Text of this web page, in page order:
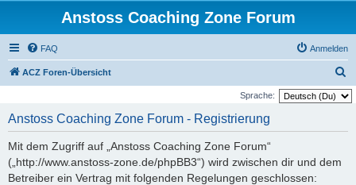
Anstoss Coaching Zone Forum
FAQ Anmelden
ACZ Foren-Übersicht
u
Sprache:
Anstoss Coaching Zone Forum - Registrierung
Mit dem Zugriff auf „Anstoss Coaching Zone Forum“
(„http://www.anstoss-zone.de/phpBB3“) wird zwischen dir und dem
Betreiber ein Vertrag mit folgenden Regelungen geschlossen: